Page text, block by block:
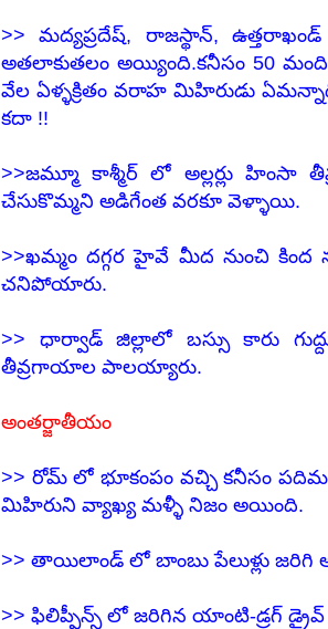
>> మద్యప్రదేష్, రాజస్థాన్,
అతలాకుతలం అయ్యింది.కనీసం 50
వేల ఏళ్ళక్రితం వరాహ మిహిరుడు
కదా !!
>>జమ్మూ కాశ్మీర్ లో అల్లర్లు హింసా
చేసుకొమ్మని అడిగేంత వరకూ వెళ్ళాయి.
>>ఖమ్మం దగ్గర హైవే మీద నుంచి కింద
చనిపోయారు.
>> ధార్వాడ్ జిల్లాలో బస్సు కారు
తీవ్రగాయాల పాలయ్యారు.
అంతర్జాతీయం
>> రోమ్ లో భూకంపం వచ్చి కనీసం
మిహిరుని వ్యాఖ్య మళ్ళీ నిజం అయింది.
>> తాయిలాండ్ లో బాంబు పేలుళ్లు
>> ఫిలిప్పీన్స్ లో జరిగిన యాంటి-డ్రగ్